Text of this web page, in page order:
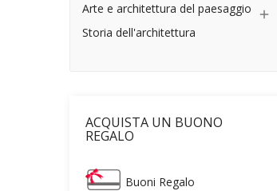
Arte e architettura del paesaggio

Storia dell'architettura
ACQUISTA UN BUONO
REGALO
Buoni Regalo